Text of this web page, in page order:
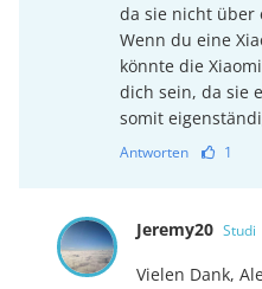
da sie nicht über
Wenn du eine
könnte die
dich sein, da sie
somit
Antworten 1
Jeremy20 Studi
Vielen Dank,